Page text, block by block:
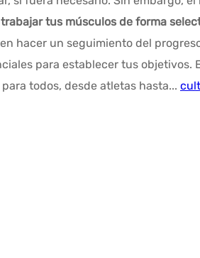
tus músculos de forma
hacer un seguimiento del
para establecer tus
todos, desde atletas hasta...